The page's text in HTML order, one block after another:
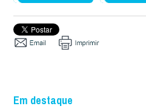
Em destaque